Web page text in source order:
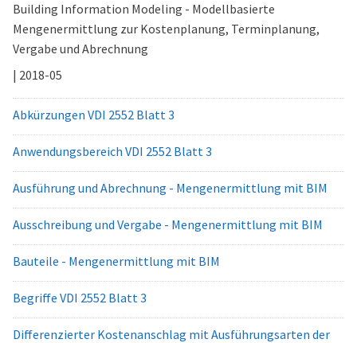
Building Information Modeling - Modellbasierte
Mengenermittlung zur Kostenplanung, Terminplanung,
Vergabe und Abrechnung
| 2018-05
Abkürzungen VDI 2552 Blatt 3
Anwendungsbereich VDI 2552 Blatt 3
Ausführung und Abrechnung - Mengenermittlung mit BIM
Ausschreibung und Vergabe - Mengenermittlung mit BIM
Bauteile - Mengenermittlung mit BIM
Begriffe VDI 2552 Blatt 3
Differenzierter Kostenanschlag mit Ausführungsarten der